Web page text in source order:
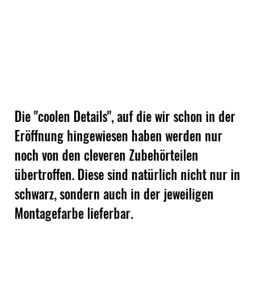
Die "coolen Details", auf die wir schon in der
Eröffnung hingewiesen haben werden nur
noch von den cleveren Zubehörteilen
übertroffen. Diese sind natürlich nicht nur in
schwarz, sondern auch in der jeweiligen
Montagefarbe lieferbar.